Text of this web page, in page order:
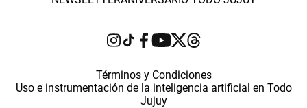
Términos y Condiciones
Uso e instrumentación de la inteligencia artificial en Todo
Jujuy